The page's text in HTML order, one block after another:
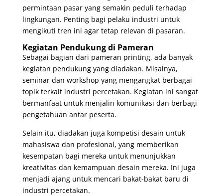
permintaan pasar yang semakin peduli terhadap
lingkungan. Penting bagi pelaku industri untuk
mengikuti tren ini agar tetap relevan di pasaran.
Kegiatan Pendukung di Pameran
Sebagai bagian dari pameran printing, ada banyak
kegiatan pendukung yang diadakan. Misalnya,
seminar dan workshop yang mengangkat berbagai
topik terkait industri percetakan. Kegiatan ini sangat
bermanfaat untuk menjalin komunikasi dan berbagi
pengetahuan antar peserta.
Selain itu, diadakan juga kompetisi desain untuk
mahasiswa dan profesional, yang memberikan
kesempatan bagi mereka untuk menunjukkan
kreativitas dan kemampuan desain mereka. Ini juga
menjadi ajang untuk mencari bakat-bakat baru di
industri percetakan.